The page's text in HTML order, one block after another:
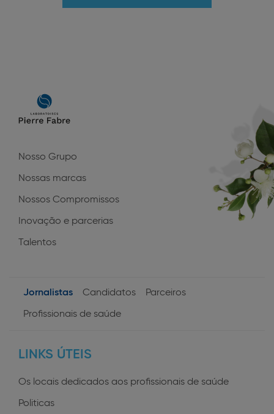
Main
navigation
Nosso Grupo
Nossas marcas
Nossos Compromissos
Inovação e parcerias
Talentos
User
Jornalistas Candidatos Parceiros
Profissionais de saúde
LINKS ÚTEIS
Os locais dedicados aos profissionais de saúde
Politicas